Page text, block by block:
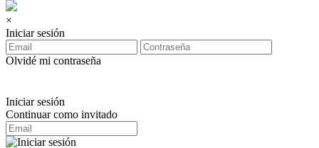
×
Iniciar sesión
Olvidé mi contraseña
Iniciar sesión
Continuar como invitado